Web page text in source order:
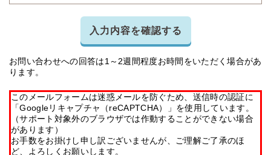
入力内容を確認する
お問い合わせへの回答は1～2週間程度お時間をいただく場合があ
ります。
このメールフォームは迷惑メールを防ぐため、送信時の認証に
「Googleリキャプチャ（reCAPTCHA）」を使用しています。
（サポート対象外のブラウザでは作動することができない場合
があります）
お手数をお掛けし申し訳ございませんが、ご理解ご了承のほ
ど、よろしくお願いします。